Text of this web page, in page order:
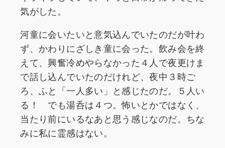
気がした。
河童に会いたいと意気込んでいたのだが叶わ
ず、かわりにざしき童に会った。飲み会を終
えて、興奮冷めやらなかった４人で夜更けま
で話し込んでいたのだけれど、夜中３時ご
ろ、ふと「一人多い」と感じたのだ。５人い
る！ でも湯呑は４つ。怖いとかではなく、
当たり前にいるなあと思う感じなのだ。ちな
みに私に霊感はない。